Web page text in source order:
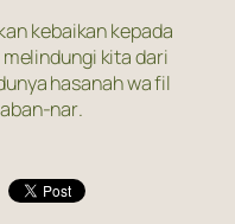
kebaikan kepada
kita dari
hasanah wa fil
nar.